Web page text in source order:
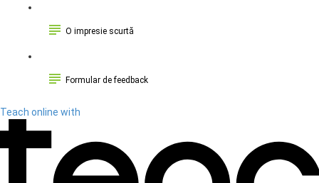
O impresie scurtă
Formular de feedback
Teach online with